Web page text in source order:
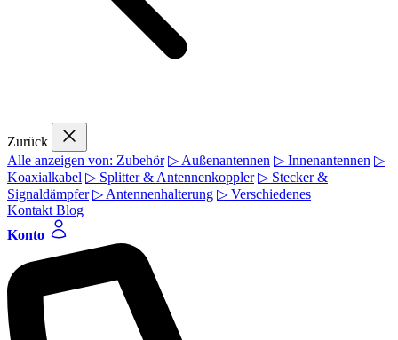
Zurück
Alle anzeigen von: Zubehör ▷ Außenantennen ▷ Innenantennen ▷
Koaxialkabel ▷ Splitter & Antennenkoppler ▷ Stecker &
Signaldämpfer ▷ Antennenhalterung ▷ Verschiedenes
Kontakt Blog
Konto